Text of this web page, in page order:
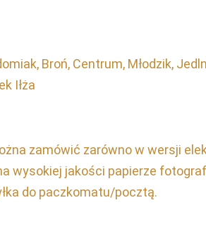
Broń, Centrum, Młodzik,
Iłża
zamówić zarówno w wersji
wysokiej jakości papierze
do paczkomatu/pocztą.